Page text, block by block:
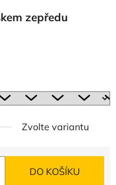
zepředu
Zvolte variantu
DO KOŠÍKU